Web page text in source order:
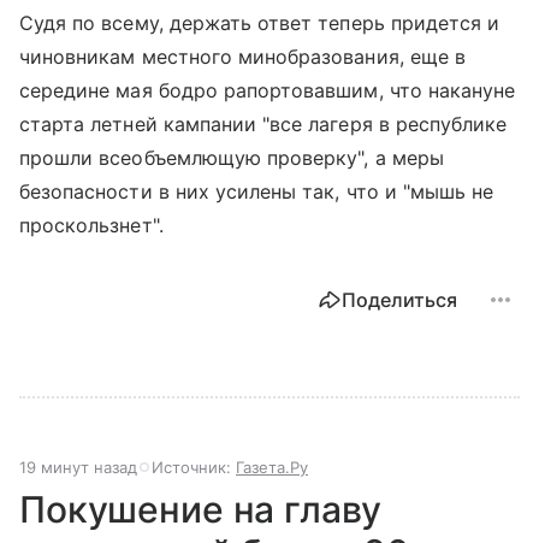
Судя по всему, держать ответ теперь придется и
чиновникам местного минобразования, еще в
середине мая бодро рапортовавшим, что накануне
старта летней кампании "все лагеря в республике
прошли всеобъемлющую проверку", а меры
безопасности в них усилены так, что и "мышь не
проскользнет".
Поделиться
19 минут назад Источник: Газета.Ру
Покушение на главу